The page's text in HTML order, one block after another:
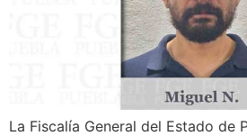
La Fiscalía General del Estado de